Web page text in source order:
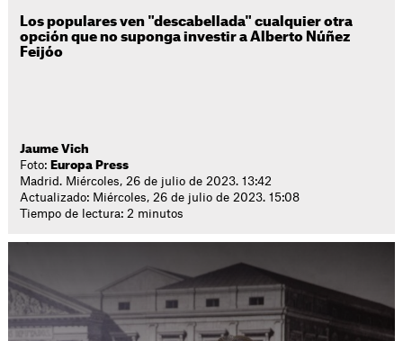
Los populares ven "descabellada" cualquier otra
opción que no suponga investir a Alberto Núñez
Feijóo
Jaume Vich
Foto: Europa Press
Madrid. Miércoles, 26 de julio de 2023. 13:42
Actualizado: Miércoles, 26 de julio de 2023. 15:08
Tiempo de lectura: 2 minutos